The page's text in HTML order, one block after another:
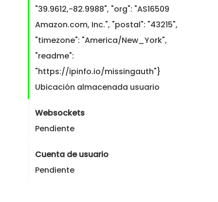
"39.9612,-82.9988", "org": "AS16509
Amazon.com, Inc.", "postal": "43215",
"timezone": "America/New_York",
"readme":
"https://ipinfo.io/missingauth"}
Ubicación almacenada usuario
Websockets
Pendiente
Cuenta de usuario
Pendiente